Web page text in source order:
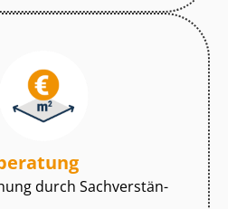
durch Sach­ver­stän­